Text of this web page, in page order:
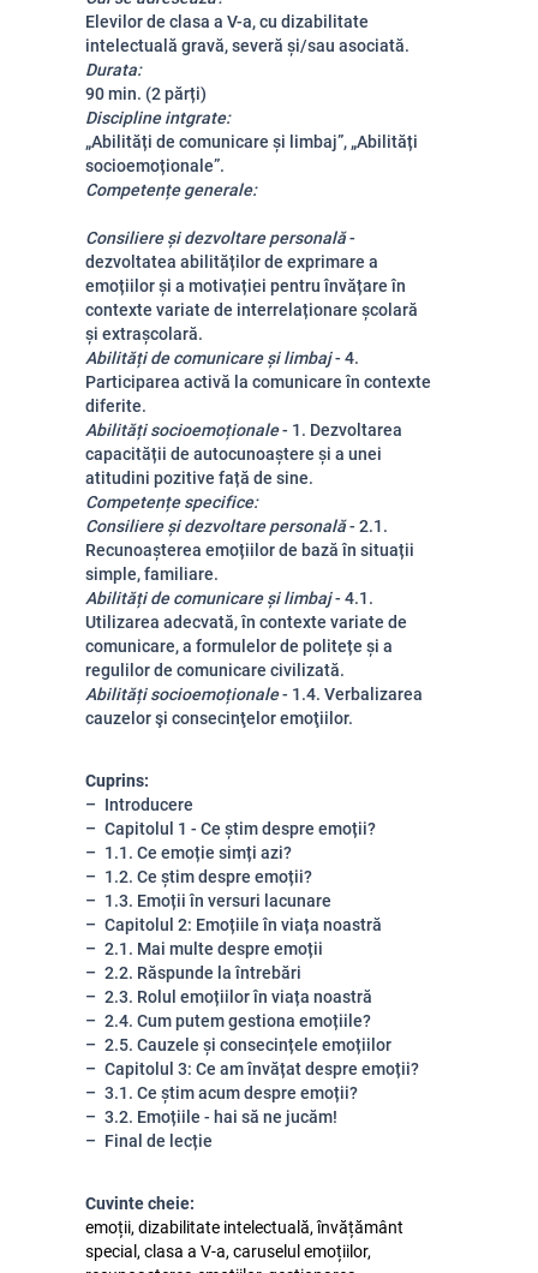
Elevilor de clasa a V-a, cu dizabilitate
intelectuală gravă, severă și/sau asociată.
Durata:
90 min. (2 părți)
Discipline intgrate:
„Abilități de comunicare și limbaj”, „Abilități
socioemoționale”.
Competențe generale:
Consiliere și dezvoltare personală-
dezvoltatea abilităților de exprimare a
emoțiilor și a motivației pentru învățare în
contexte variate de interrelaționare școlară
și extrașcolară.
Abilități de comunicare și limbaj- 4.
Participarea activă la comunicare în contexte
diferite.
Abilități socioemoționale- 1. Dezvoltarea
capacității de autocunoaștere și a unei
atitudini pozitive față de sine.
Competențe specifice:
Consiliere și dezvoltare personală- 2.1.
Recunoașterea emoțiilor de bază în situații
simple, familiare.
Abilități de comunicare și limbaj- 4.1.
Utilizarea adecvată, în contexte variate de
comunicare, a formulelor de politețe și a
regulilor de comunicare civilizată.
Abilități socioemoționale- 1.4. Verbalizarea
cauzelor şi consecinţelor emoţiilor.
Cuprins:
Introducere
Capitolul 1 - Ce știm despre emoții?
1.1. Ce emoție simți azi?
1.2. Ce știm despre emoții?
1.3. Emoții în versuri lacunare
Capitolul 2: Emoțiile în viața noastră
2.1. Mai multe despre emoții
2.2. Răspunde la întrebări
2.3. Rolul emoțiilor în viața noastră
2.4. Cum putem gestiona emoțiile?
2.5. Cauzele și consecințele emoțiilor
Capitolul 3: Ce am învățat despre emoții?
3.1. Ce știm acum despre emoții?
3.2. Emoțiile - hai să ne jucăm!
Final de lecție
Cuvinte cheie:
emoții, dizabilitate intelectuală, învățământ
special, clasa a V-a, caruselul emoțiilor,